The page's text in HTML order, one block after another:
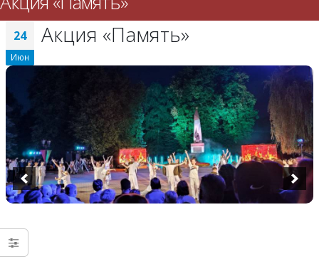
24
Июн
Акция «Память»